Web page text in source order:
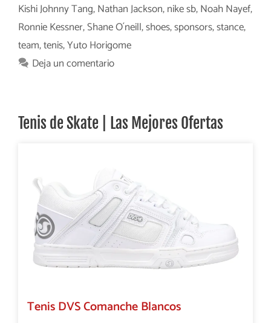
Kishi Johnny Tang,Nathan Jackson,nike sb,Noah Nayef,
Ronnie Kessner,Shane O´neill,shoes,sponsors,stance,
team,tenis,Yuto Horigome
Deja un comentario
Tenis de Skate | Las Mejores Ofertas
Tenis DVS Comanche Blancos